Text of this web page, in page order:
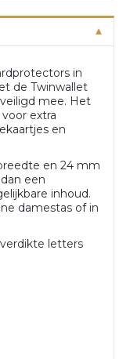
in
de Twinwallet
mee. Het
extra
en
en 24 mm
een
inhoud.
damestas of in
letters